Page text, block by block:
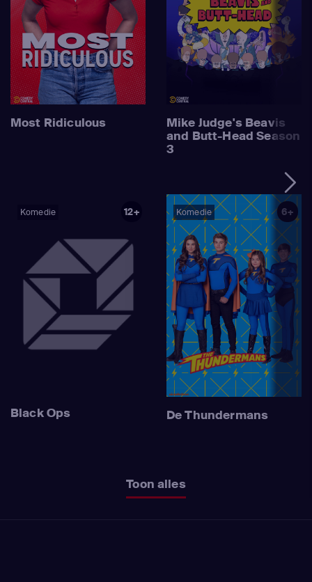
Most Ridiculous
Mike Judge's Beavis
and Butt-Head Season
3
Komedie 12+
Black Ops
Komedie 6+
De Thundermans
Toon alles